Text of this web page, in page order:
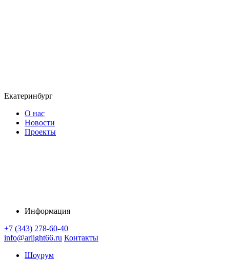
Екатеринбург
О нас
Новости
Проекты
Информация
+7 (343) 278-60-40
info@arlight66.ru Контакты
Шоурум